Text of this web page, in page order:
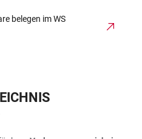
belegen im WS